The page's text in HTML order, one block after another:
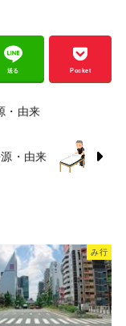
送る Pocket
・由来
・由来
み行